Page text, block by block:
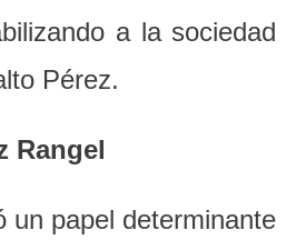
a la sociedad
Pérez.
Rangel
un papel determinante